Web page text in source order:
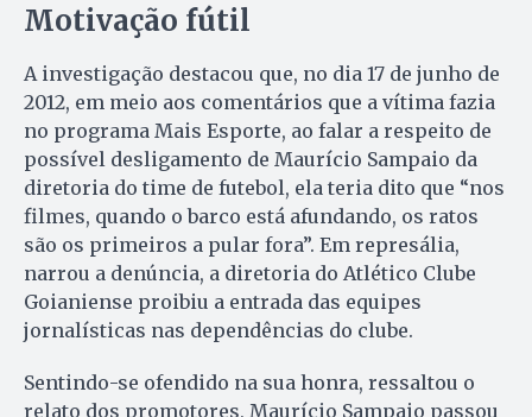
Motivação fútil
A investigação destacou que, no dia 17 de junho de
2012, em meio aos comentários que a vítima fazia
no programa Mais Esporte, ao falar a respeito de
possível desligamento de Maurício Sampaio da
diretoria do time de futebol, ela teria dito que “nos
filmes, quando o barco está afundando, os ratos
são os primeiros a pular fora”. Em represália,
narrou a denúncia, a diretoria do Atlético Clube
Goianiense proibiu a entrada das equipes
jornalísticas nas dependências do clube.
Sentindo-se ofendido na sua honra, ressaltou o
relato dos promotores, Maurício Sampaio passou